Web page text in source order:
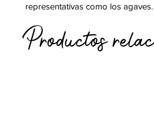
representativas como los agaves.
Productos